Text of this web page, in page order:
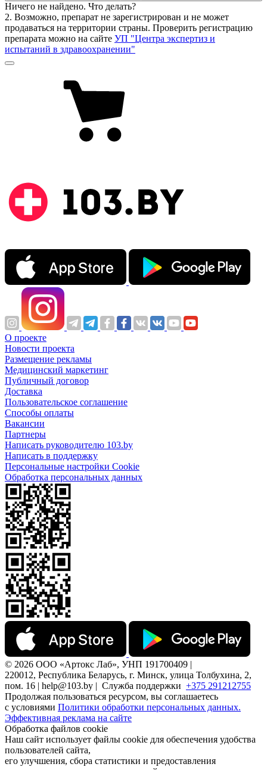
Ничего не найдено. Что делать?
2. Возможно, препарат не зарегистрирован и не может
продаваться на территории страны. Проверить регистрацию
препарата можно на сайте УП "Центра экспертиз и
испытаний в здравоохранении"
О проекте
Новости проекта
Размещение рекламы
Медицинский маркетинг
Публичный договор
Доставка
Пользовательское соглашение
Способы оплаты
Вакансии
Партнеры
Написать руководителю 103.by
Написать в поддержку
Персональные настройки Cookie
Обработка персональных данных
© 2026 ООО «Артокс Лаб», УНП 191700409 |
220012, Республика Беларусь, г. Минск, улица Толбухина, 2,
пом. 16 | help@103.by | Служба поддержки +375 291212755
Продолжая пользоваться ресурсом, вы соглашаетесь
с условиями Политики обработки персональных данных.
Эффективная реклама на сайте
Обработка файлов cookie
Наш сайт использует файлы cookie для обеспечения удобства
пользователей сайта,
его улучшения, сбора статистики и предоставления